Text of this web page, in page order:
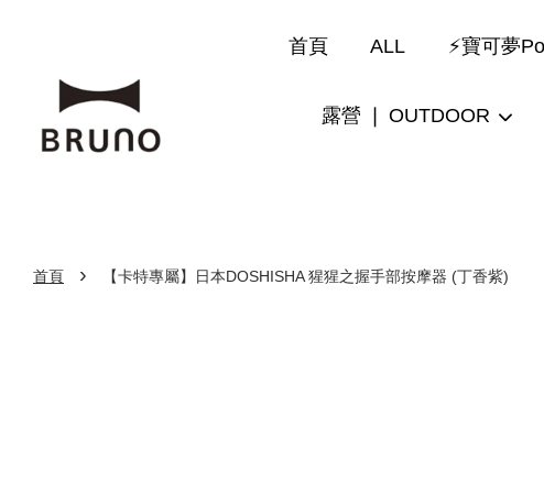
首頁 ALL ⚡寶可夢
露營 ❘ OUTDOOR
首頁 › 【卡特專屬】日本DOSHISHA 猩猩之握手部按摩器 (丁香紫)